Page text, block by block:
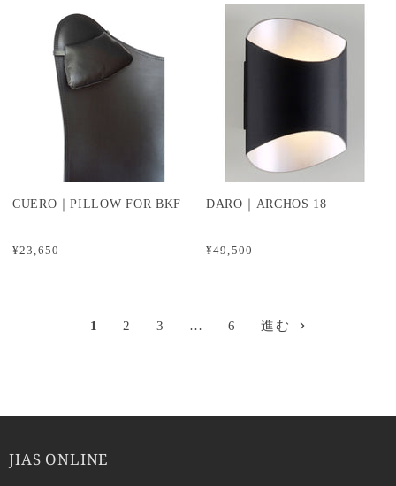
¥23,650
CUERO｜PILLOW FOR BKF
¥49,500
DARO｜ARCHOS 18
1 2 3 … 6 進む
JIAS ONLINE